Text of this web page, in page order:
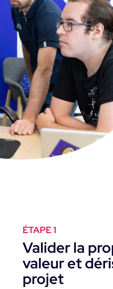
ÉTAPE 1
Valider la
valeur et
projet